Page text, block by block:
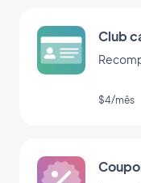
Club
$4/mês